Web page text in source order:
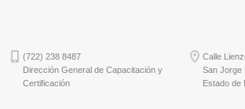
(722) 238 8487
Dirección General de Capacitación y
Certificación
Calle
San Jorge
Estado de